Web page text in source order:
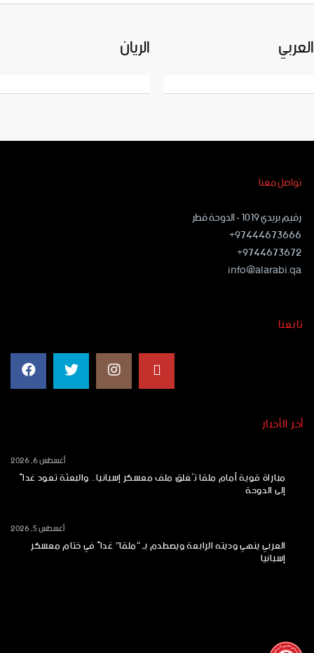
العربي الريان
تواصل معنا
رقيم بريدي ١٠١٩ - الدوحة قطر
97444673666+
9744673672+
info@alarabi.qa
تابعنا
أخر الأخبار
مباراة قوية أمام ملقا تُغلق ملف معسكر إسبانيا.. والبعثة تعود غداً
إلى الدوحة
أغسطس 6, 2026
العربي ينهي وديته الرابعة ويصطدم بـ “ملقا” غداً في ختام معسكر
إسبانيا
أغسطس 5, 2026